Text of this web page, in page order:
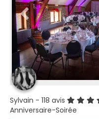
Sylvain - 118 avis
Anniversaire-Soirée